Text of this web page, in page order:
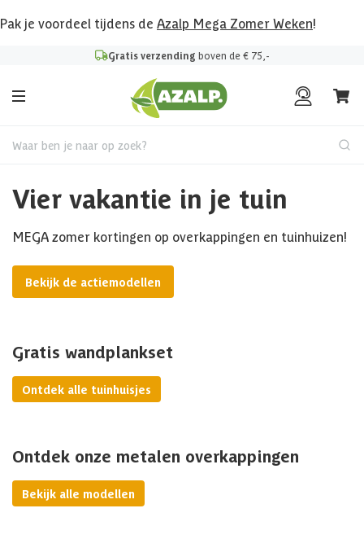
Pak je voordeel tijdens de Azalp Mega Zomer Weken!
Gratis verzending boven de € 75,-
Waar ben je naar op zoek?
Vier vakantie in je tuin
MEGA zomer kortingen op overkappingen en tuinhuizen!
Bekijk de actiemodellen
Gratis wandplankset
Ontdek alle tuinhuisjes
Ontdek onze metalen overkappingen
Bekijk alle modellen